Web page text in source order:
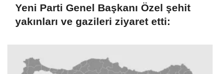
Yeni Parti Genel Başkanı Özel şehit
yakınları ve gazileri ziyaret etti: